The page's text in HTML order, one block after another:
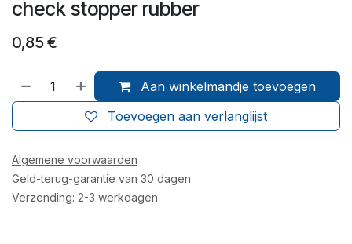
check stopper rubber
0,85 €
Aan winkelmandje toevoegen
Toevoegen aan verlanglijst
Algemene voorwaarden
Geld-terug-garantie van 30 dagen
Verzending: 2-3 werkdagen